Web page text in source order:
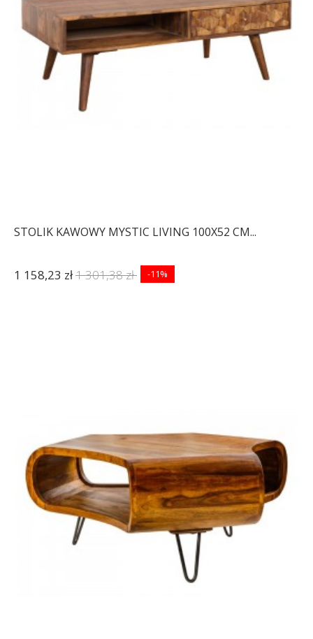
STOLIK KAWOWY MYSTIC LIVING 100X52 CM...
1 158,23 zł1 301,38 zł -11%